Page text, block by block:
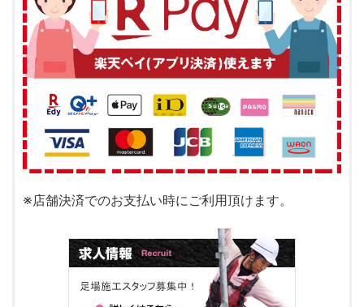
※店舗決済でのお支払い時にご利用頂けます。